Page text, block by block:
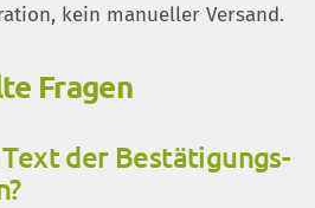
kein manueller Versand.
Fragen
Text der Bestätigungs-